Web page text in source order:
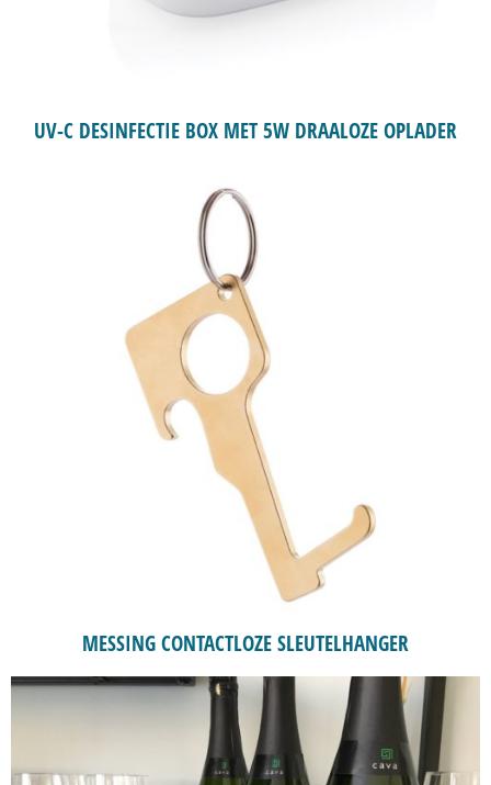
UV-C DESINFECTIE BOX MET 5W DRAALOZE OPLADER
MESSING CONTACTLOZE SLEUTELHANGER